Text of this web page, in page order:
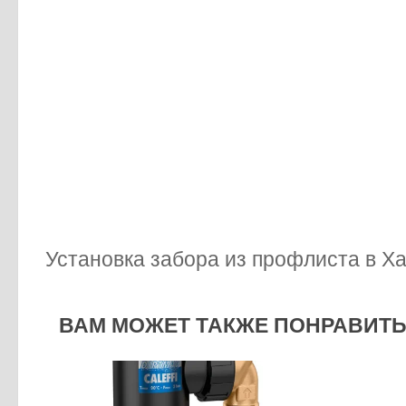
Установка забора из профлиста в
ВАМ МОЖЕТ ТАКЖЕ